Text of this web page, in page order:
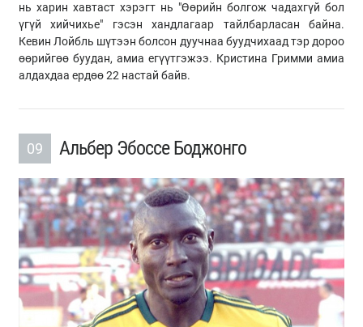
нь харин хавтаст хэрэгт нь "Өөрийн болгож чадахгүй бол
үгүй хийчихье" гэсэн хандлагаар тайлбарласан байна.
Кевин Лойбль шүтээн болсон дуучнаа буудчихаад тэр дороо
өөрийгөө буудан, амиа егүүтгэжээ. Кристина Гримми амиа
алдахдаа ердөө 22 настай байв.
09 Альбер Эбоссе Боджонго